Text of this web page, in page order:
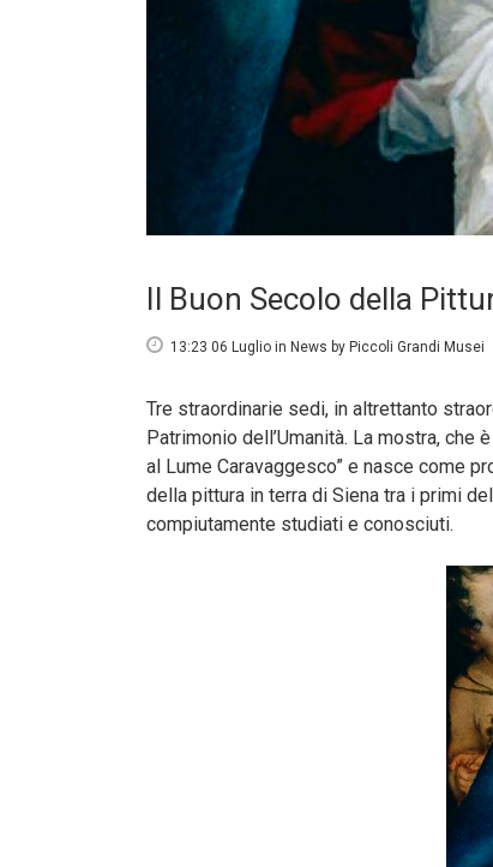
Il Buon Secolo della
13:23 06 Luglio in News by Piccoli Grandi Musei
Tre straordinarie sedi, in altrettanto
Patrimonio dell’Umanità. La mostra,
al Lume Caravaggesco” e nasce come
della pittura in terra di Siena tra i primi
compiutamente studiati e conosciuti.